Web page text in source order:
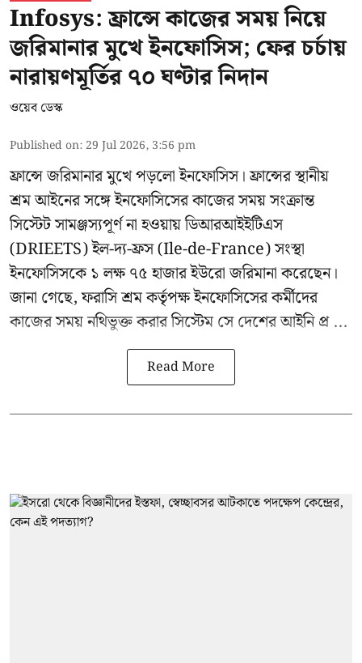
Infosys: ফ্রান্সে কাজের সময় নিয়ে
জরিমানার মুখে ইনফোসিস; ফের চর্চায়
নারায়ণমূর্তির ৭০ ঘণ্টার নিদান
ওয়েব ডেস্ক
Published on: 29 Jul 2026, 3:56 pm
ফ্রান্সে জরিমানার মুখে পড়লোইনফোসিস। ফ্রান্সের স্থানীয়
শ্রম আইনের সঙ্গে ইনফোসিসের কাজের সময় সংক্রান্ত
সিস্টেট সামঞ্জস্যপূর্ণ না হওয়ায় ডিআরআইইটিএস
(DRIEETS) ইল-দ্য-ফ্রস (Ile-de-France) সংস্থা
ইনফোসিসকে ১ লক্ষ ৭৫ হাজার ইউরো জরিমানা করেছেন।
জানা গেছে, ফরাসি শ্রম কর্তৃপক্ষ ইনফোসিসের কর্মীদের
কাজের সময় নথিভুক্ত করার সিস্টেম সে দেশের আইনি প্র ...
Read More